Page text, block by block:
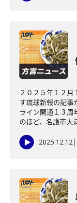
２０２５年１２月
す琉球新報の記事
ライン開通１３周
のほど、名護市大
2025.12.12|